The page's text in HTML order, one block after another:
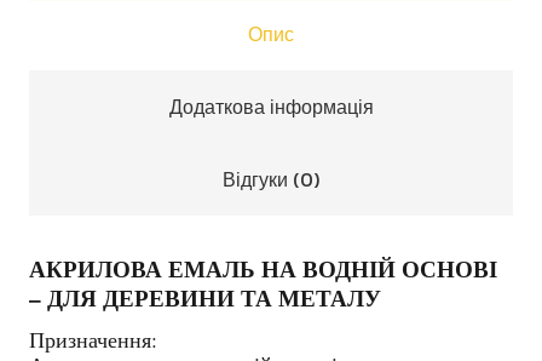
Опис
Додаткова інформація
Відгуки (0)
АКРИЛОВА ЕМАЛЬ НА ВОДНІЙ ОСНОВІ
– ДЛЯ ДЕРЕВИНИ ТА МЕТАЛУ
Призначення: